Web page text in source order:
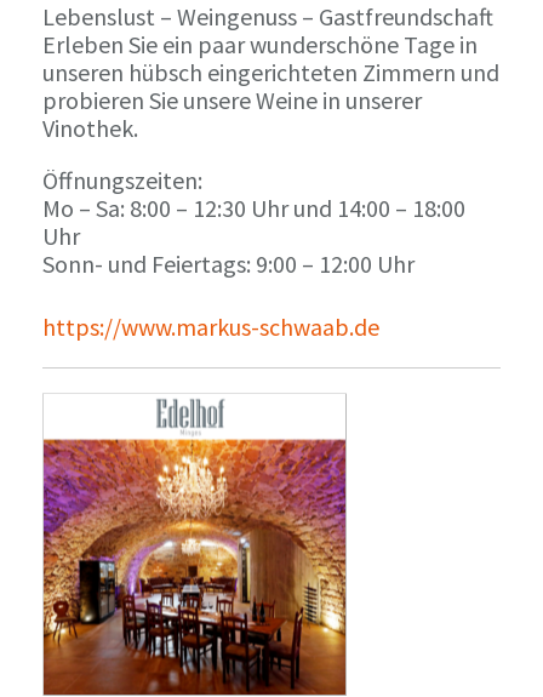
Lebenslust – Weingenuss – Gastfreundschaft
Erleben Sie ein paar wunderschöne Tage in
unseren hübsch eingerichteten Zimmern und
probieren Sie unsere Weine in unserer
Vinothek.
Öffnungszeiten:
Mo – Sa: 8:00 – 12:30 Uhr und 14:00 – 18:00
Uhr
Sonn- und Feiertags: 9:00 – 12:00 Uhr
https://www.markus-schwaab.de